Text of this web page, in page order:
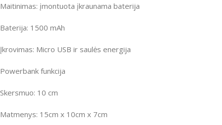
Maitinimas: įmontuota įkraunama baterija
Baterija: 1500 mAh
Įkrovimas: Micro USB ir saulės energija
Powerbank funkcija
Skersmuo: 10 cm
Matmenys: 15cm x 10cm x 7cm